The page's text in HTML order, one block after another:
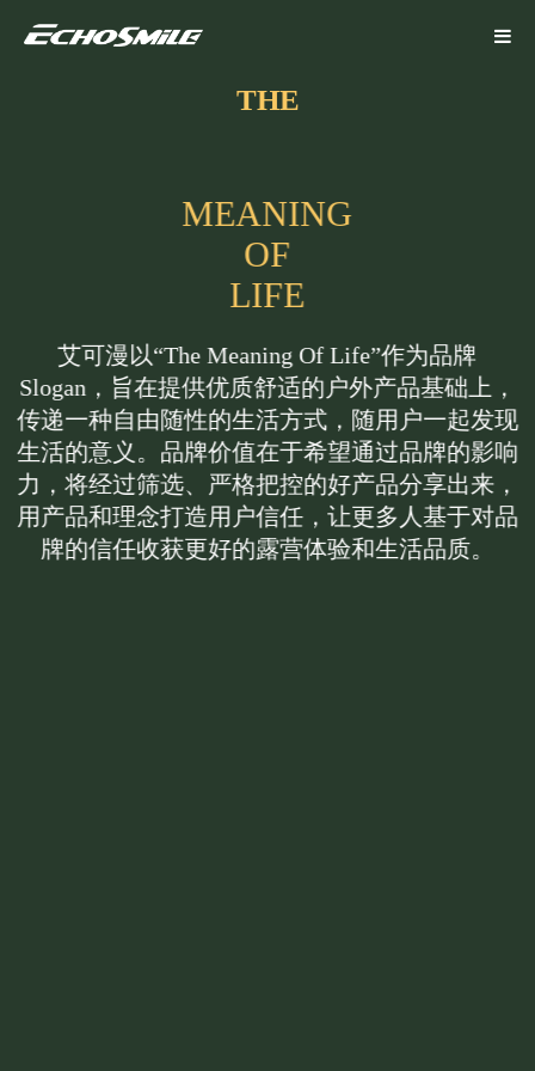
THE
MEANING
OF
LIFE
艾可漫以“The Meaning Of Life”作为品牌
Slogan，旨在提供优质舒适的户外产品基础上，
传递一种自由随性的生活方式，随用户一起发现
生活的意义。品牌价值在于希望通过品牌的影响
力，将经过筛选、严格把控的好产品分享出来，
用产品和理念打造用户信任，让更多人基于对品
牌的信任收获更好的露营体验和生活品质。